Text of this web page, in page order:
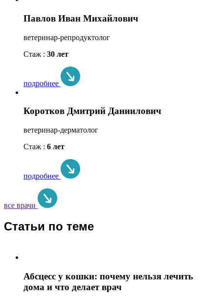
Павлов Иван Михайлович
ветеринар-репродуктолог
Стаж : 30 лет
подробнее
Коротков Дмитрий Даниилович
ветеринар-дерматолог
Стаж : 6 лет
подробнее
все врачи
Статьи по теме
Абсцесс у кошки: почему нельзя лечить
дома и что делает врач